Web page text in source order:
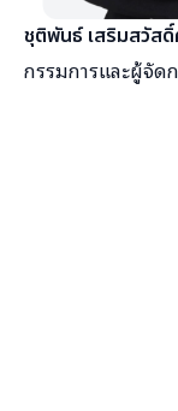
ชุติพันธ์ เสริมสวัส
กรรมการและผู้จัด